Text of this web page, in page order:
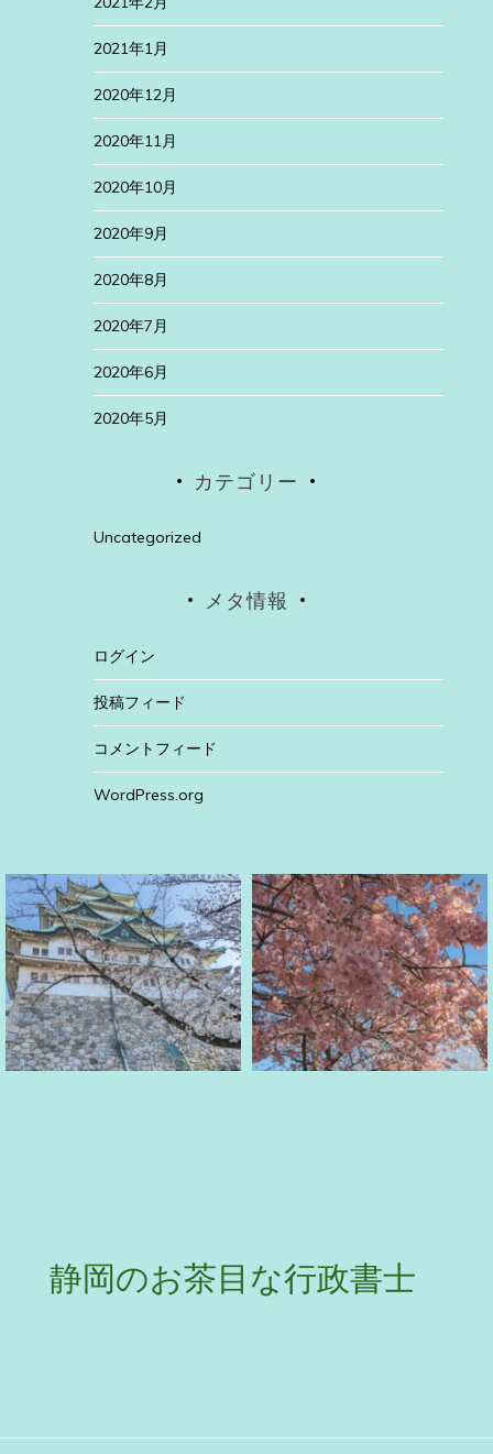
2021年1月
2020年12月
2020年11月
2020年10月
2020年9月
2020年8月
2020年7月
2020年6月
2020年5月
カテゴリー
Uncategorized
メタ情報
ログイン
投稿フィード
コメントフィード
WordPress.org
静岡のお茶目な行政書士